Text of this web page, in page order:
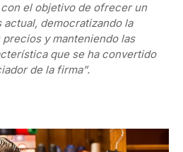
el objetivo de ofrecer un
democratizando la
y manteniendo las
que se ha convertido
de la firma”.